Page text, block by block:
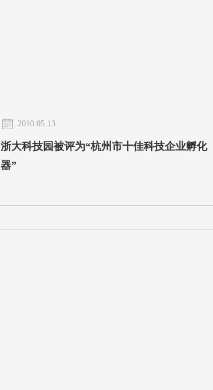
2010.05.13
浙大科技园被评为“杭州市十佳科技企业孵化
器”